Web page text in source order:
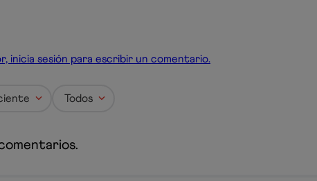
inicia sesión para escribir un comentario.
Todos